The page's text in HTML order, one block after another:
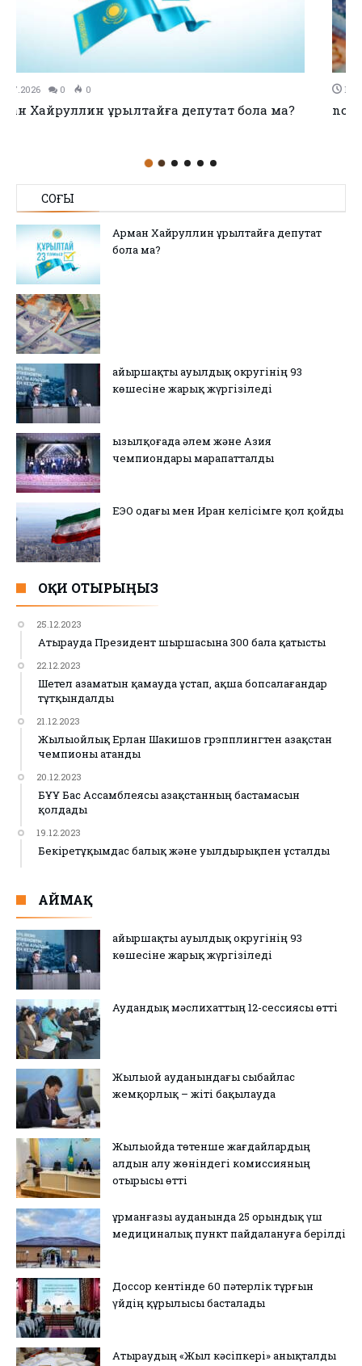
11.07.2026 0
no title
СОҢҒЫ
Арман Хайруллин Құрылтайға депутат
бола ма?
Қайыршақты ауылдық округінің 93
көшесіне жарық жүргізіледі
Қызылқоғада әлем және Азия
чемпиондары марапатталды
ЕЭО одағы мен Иран келісімге қол қойды
ОҚИ ОТЫРЫҢЫЗ
25.12.2023
Атырауда Президент шыршасына 300 бала қатысты
22.12.2023
Шетел азаматын қамауда ұстап, ақша бопсалағандар
тұтқындалды
21.12.2023
Жылыойлық Ерлан Шакишов грэпплингтен Қазақстан
чемпионы атанды
20.12.2023
БҰҰ Бас Ассамблеясы Қазақстанның бастамасын
қолдады
19.12.2023
Бекіретұқымдас балық және уылдырықпен ұсталды
АЙМАҚ
Қайыршақты ауылдық округінің 93
көшесіне жарық жүргізіледі
Аудандық мәслихаттың 12-сессиясы өтті
Жылыой ауданындағы сыбайлас
жемқорлық – жіті бақылауда
Жылыойда төтенше жағдайлардың
алдын алу жөніндегі комиссияның
отырысы өтті
Құрманғазы ауданында 25 орындық үш
медициналық пункт пайдалануға берілді
Доссор кентінде 60 пәтерлік тұрғын
үйдің құрылысы басталады
Атыраудың «Жыл кәсіпкері» анықталды